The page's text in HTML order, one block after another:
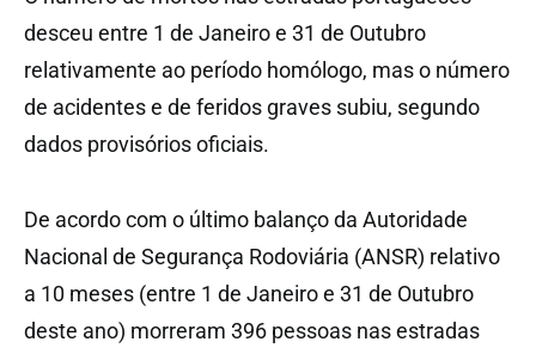
desceu entre 1 de Janeiro e 31 de Outubro
relativamente ao período homólogo, mas o número
de acidentes e de feridos graves subiu, segundo
dados provisórios oficiais.
De acordo com o último balanço da Autoridade
Nacional de Segurança Rodoviária (ANSR) relativo
a 10 meses (entre 1 de Janeiro e 31 de Outubro
deste ano) morreram 396 pessoas nas estradas